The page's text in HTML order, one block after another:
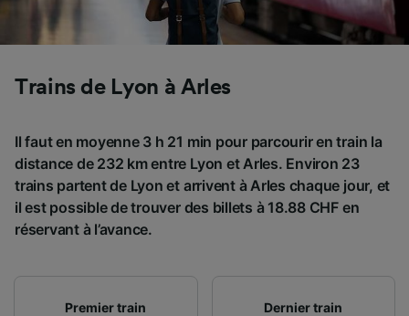
Trains de Lyon à Arles
Il faut en moyenne 3 h 21 min pour parcourir en train la
distance de 232 km entre Lyon et Arles. Environ 23
trains partent de Lyon et arrivent à Arles chaque jour, et
il est possible de trouver des billets à 18.88 CHF en
réservant à l’avance.
Premier train
Dernier train
Nos équipes ainsi que nos partenaires
externes, traitent des données selon les
Utiliser des données de géolocalisation
l’identification. Stocker et/ou accéder à des
informations sur un appareil. Publicités et
contenu personnalisés, mesure de
performance des publicités et du contenu,
études d’audience et développement de
services.
Liste de nos partenaires (fournisseurs)